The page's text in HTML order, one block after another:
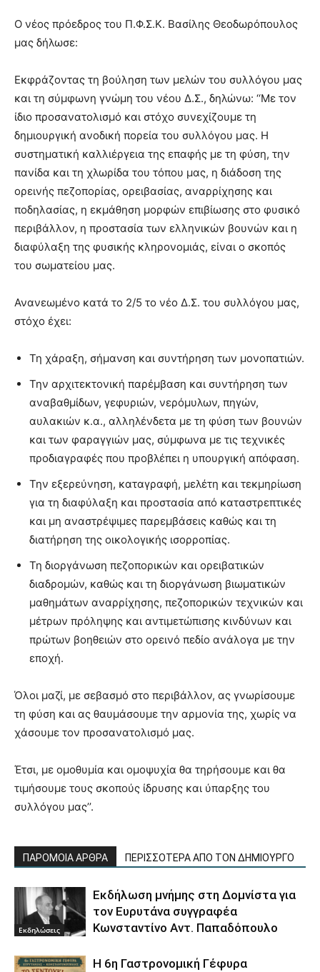
Ο νέος πρόεδρος του Π.Φ.Σ.Κ. Βασίλης Θεοδωρόπουλος
μας δήλωσε:
Εκφράζοντας τη βούληση των μελών του συλλόγου μας
και τη σύμφωνη γνώμη του νέου Δ.Σ., δηλώνω: ‘‘Με τον
ίδιο προσανατολισμό και στόχο συνεχίζουμε τη
δημιουργική ανοδική πορεία του συλλόγου μας. Η
συστηματική καλλιέργεια της επαφής με τη φύση, την
πανίδα και τη χλωρίδα του τόπου μας, η διάδοση της
ορεινής πεζοπορίας, ορειβασίας, αναρρίχησης και
ποδηλασίας, η εκμάθηση μορφών επιβίωσης στο φυσικό
περιβάλλον, η προστασία των ελληνικών βουνών και η
διαφύλαξη της φυσικής κληρονομιάς, είναι ο σκοπός
του σωματείου μας.
Ανανεωμένο κατά το 2/5 το νέο Δ.Σ. του συλλόγου μας,
στόχο έχει:
Τη χάραξη, σήμανση και συντήρηση των μονοπατιών.
Την αρχιτεκτονική παρέμβαση και συντήρηση των
αναβαθμίδων, γεφυριών, νερόμυλων, πηγών,
αυλακιών κ.α., αλληλένδετα με τη φύση των βουνών
και των φαραγγιών μας, σύμφωνα με τις τεχνικές
προδιαγραφές που προβλέπει η υπουργική απόφαση.
Την εξερεύνηση, καταγραφή, μελέτη και τεκμηρίωση
για τη διαφύλαξη και προστασία από καταστρεπτικές
και μη αναστρέψιμες παρεμβάσεις καθώς και τη
διατήρηση της οικολογικής ισορροπίας.
Τη διοργάνωση πεζοπορικών και ορειβατικών
διαδρομών, καθώς και τη διοργάνωση βιωματικών
μαθημάτων αναρρίχησης, πεζοπορικών τεχνικών και
μέτρων πρόληψης και αντιμετώπισης κινδύνων και
πρώτων βοηθειών στο ορεινό πεδίο ανάλογα με την
εποχή.
Όλοι μαζί, με σεβασμό στο περιβάλλον, ας γνωρίσουμε
τη φύση και ας θαυμάσουμε την αρμονία της, χωρίς να
χάσουμε τον προσανατολισμό μας.
Έτσι, με ομοθυμία και ομοψυχία θα τηρήσουμε και θα
τιμήσουμε τους σκοπούς ίδρυσης και ύπαρξης του
συλλόγου μας’’.
ΠΑΡΟΜΟΙΑ ΑΡΘΡΑ ΠΕΡΙΣΣΟΤΕΡΑ ΑΠΟ ΤΟΝ ΔΗΜΙΟΥΡΓΟ
Εκδηλώσεις
Εκδήλωση μνήμης στη Δομνίστα για
τον Ευρυτάνα συγγραφέα
Κωνσταντίνο Αντ. Παπαδόπουλο
Η 6η Γαστρονομική Γέφυρα